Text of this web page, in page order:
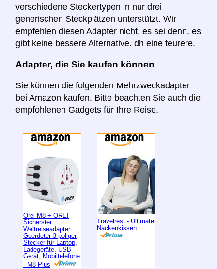
verschiedene Steckertypen in nur drei
generischen Steckplätzen unterstützt. Wir
empfehlen diesen Adapter nicht, es sei denn, es
gibt keine bessere Alternative. dh eine teurere.
Adapter, die Sie kaufen können
Sie können die folgenden Mehrzweckadapter
bei Amazon kaufen. Bitte beachten Sie auch die
empfohlenen Gadgets für Ihre Reise.
Orei M8 + OREI
Sicherster
Weltreiseadapter
Geerdeter 3-poliger
Stecker für Laptop,
Ladegeräte, USB-
Gerät, Mobiltelefone
- M8 Plus
Travelrest - Ultimate
Nackenkissen